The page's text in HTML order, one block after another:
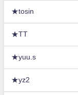
★tosin
★TT
★yuu.s
★yz2